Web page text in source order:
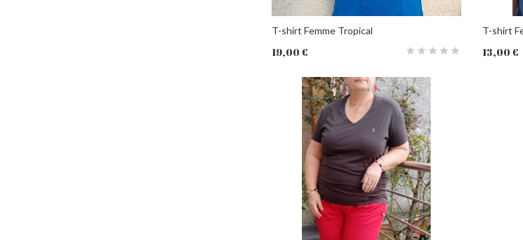
T-shirt Femme Tropical
19,00 €
T-shirt
13,00 €